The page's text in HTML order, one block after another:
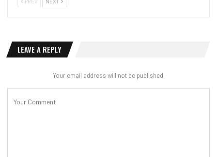
LEAVE A REPLY
Your email address will not be published.